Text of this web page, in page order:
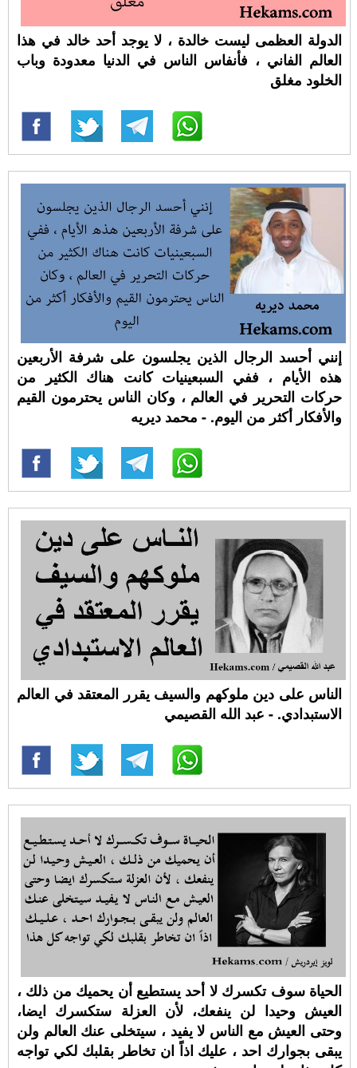
الدولة العظمى ليست خالدة ، لا يوجد أحد خالد في هذا
العالم الفاني ، فأنفاس الناس في الدنيا معدودة وباب
الخلود مغلق
إنني أحسد الرجال الذين يجلسون على شرفة الأربعين
هذه الأيام ، ففي السبعينيات كانت هناك الكثير من
حركات التحرير في العالم ، وكان الناس يحترمون القيم
والأفكار أكثر من اليوم. - محمد ديريه
الناس على دين ملوكهم والسيف يقرر المعتقد في العالم
الاستبدادي. - عبد الله القصيمي
الحياة سوف تكسرك لا أحد يستطيع أن يحميك من ذلك ،
العيش وحيدا لن ينفعك، لأن العزلة ستكسرك ايضا،
وحتى العيش مع الناس لا يفيد ، سيتخلى عنك العالم ولن
يبقى بجوارك احد ، عليك اذاً ان تخاطر بقلبك لكي تواجه